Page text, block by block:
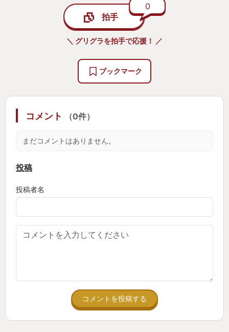
拍手
0
＼ グリグラを拍手で応援！ ／
ブックマーク
コメント （0件）
まだコメントはありません。
投稿
投稿者名
コメントを投稿する